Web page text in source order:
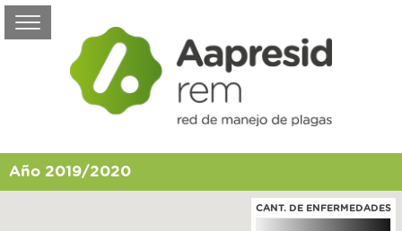
Año 2019/2020
CANT. DE ENFERMEDADES